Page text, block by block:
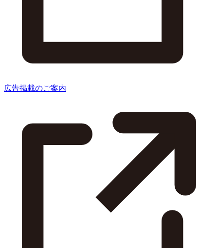
広告掲載のご案内